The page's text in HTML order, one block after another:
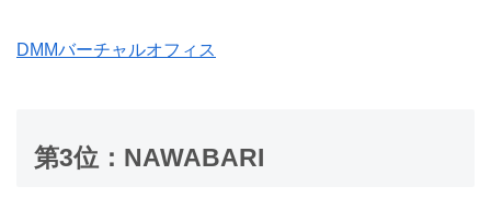
DMMバーチャルオフィス
第3位：NAWABARI